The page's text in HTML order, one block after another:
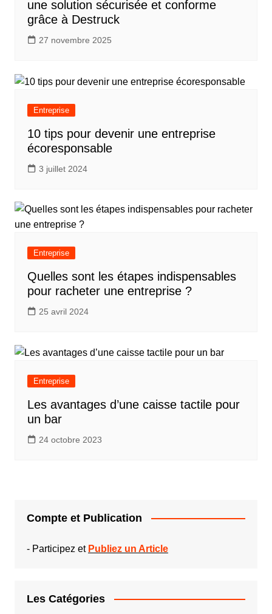
une solution sécurisée et conforme
grâce à Destruck
27 novembre 2025
Entreprise
10 tips pour devenir une entreprise
écoresponsable
3 juillet 2024
Entreprise
Quelles sont les étapes indispensables
pour racheter une entreprise ?
25 avril 2024
Entreprise
Les avantages d’une caisse tactile pour
un bar
24 octobre 2023
Compte et Publication
- Participez et Publiez un Article
Les Catégories